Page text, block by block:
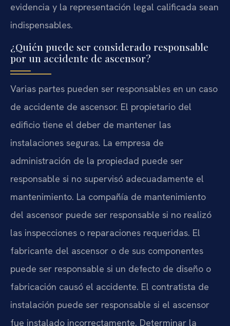
evidencia y la representación legal calificada sean
indispensables.
¿Quién puede ser considerado responsable
por un accidente de ascensor?
Varias partes pueden ser responsables en un caso
de accidente de ascensor. El propietario del
edificio tiene el deber de mantener las
instalaciones seguras. La empresa de
administración de la propiedad puede ser
responsable si no supervisó adecuadamente el
mantenimiento. La compañía de mantenimiento
del ascensor puede ser responsable si no realizó
las inspecciones o reparaciones requeridas. El
fabricante del ascensor o de sus componentes
puede ser responsable si un defecto de diseño o
fabricación causó el accidente. El contratista de
instalación puede ser responsable si el ascensor
fue instalado incorrectamente. Determinar la